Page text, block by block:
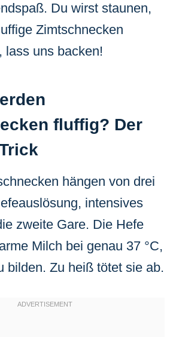
Du wirst staunen,
Zimtschnecken
lass uns backen!
fluffig? Der
hängen von drei
intensives
zweite Gare. Die Hefe
Milch bei genau 37 °C,
bilden. Zu heiß tötet sie ab.